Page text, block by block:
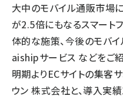
大中のモバイル通販市場
が2.5倍にもなるスマート
体的な施策、今後のモバイ
aishipサービス などをご
明期よりECサイトの集客
ウン 株式会社と、導入実